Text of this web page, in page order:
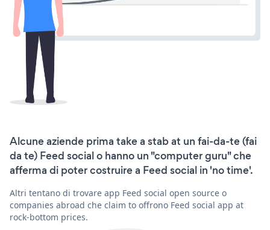
Alcune aziende prima take a stab at un fai-da-te (fai
da te) Feed social o hanno un "computer guru" che
afferma di poter costruire a Feed social in 'no time'.
Altri tentano di trovare app Feed social open source o
companies abroad che claim to offrono Feed social app at
rock-bottom prices.